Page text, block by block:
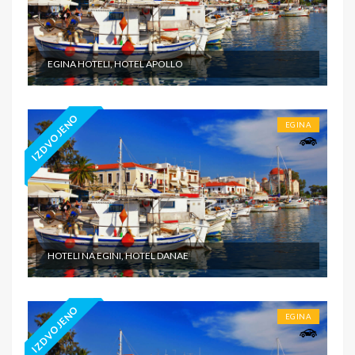
EGINA HOTELI, HOTEL APOLLO
IZDVOJENO EGINA
HOTELI NA EGINI, HOTEL DANAE
IZDVOJENO EGINA